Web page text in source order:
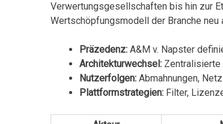
Verwertungsgesellschaften bis hin zur
Wertschöpfungsmodell der Branche neu
Präzedenz: A&M ⁤v. Napster
Architekturwechsel: Zentralisierte
Nutzerfolgen: Abmahnungen,
Plattformstrategien: Filter,